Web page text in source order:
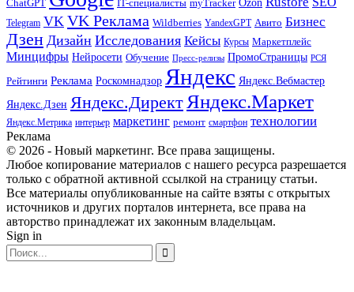
ChatGPT IT-специалисты myTracker Ozon
Telegram VK VK Реклама Wildberries YandexGPT Авито Бизнес
Дзен Дизайн Исследования Кейсы Курсы Маркетплейс
Минцифры Нейросети Обучение Пресс-релизы ПромоСтраницы РСЯ
Рейтинги Реклама Роскомнадзор Яндекс Яндекс.Вебмастер
Яндекс.Дзен Яндекс.ДиректЯндекс.Маркет
Яндекс.Метрика интерьер маркетинг ремонт смартфон технологии
Реклама
© 2026 - Новый маркетинг. Все права защищены.
Любое копирование материалов с нашего ресурса разрешается
только с обратной активной ссылкой на страницу статьи.
Все материалы опубликованные на сайте взяты с открытых
источников и других порталов интернета, все права на
авторство принадлежат их законным владельцам.
Sign in